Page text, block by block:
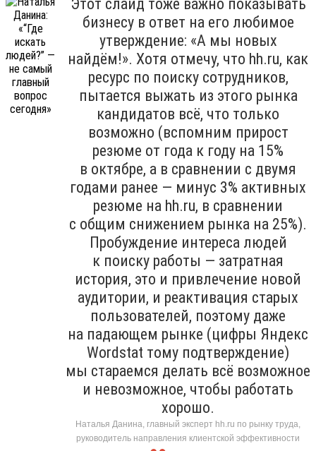
Этот слайд тоже важно показывать
бизнесу в ответ на его любимое
утверждение: «А мы новых
найдём!». Хотя отмечу, что hh.ru, как
ресурс по поиску сотрудников,
пытается выжать из этого рынка
кандидатов всё, что только
возможно (вспомним прирост
резюме от года к году на 15%
в октябре, а в сравнении с двумя
годами ранее — минус 3% активных
резюме на hh.ru, в сравнении
с общим снижением рынка на 25%).
Пробуждение интереса людей
к поиску работы — затратная
история, это и привлечение новой
аудитории, и реактивация старых
пользователей, поэтому даже
на падающем рынке (цифры Яндекс
Wordstat тому подтверждение)
мы стараемся делать всё возможное
и невозможное, чтобы работать
хорошо.
Наталья Данина, главный эксперт hh.ru по рынку труда,
руководитель направления клиентской эффективности